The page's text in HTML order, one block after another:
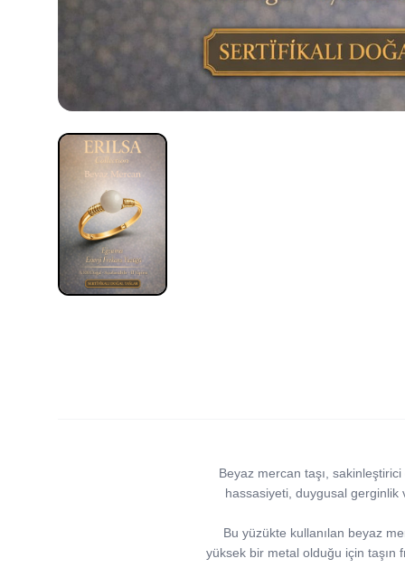
Beyaz mercan taşı,
hassasiyeti, duygusal gerginlik
Bu yüzükte kullanılan beyaz
yüksek bir metal olduğu için taşın